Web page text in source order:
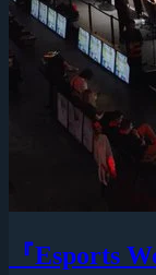
『Esports